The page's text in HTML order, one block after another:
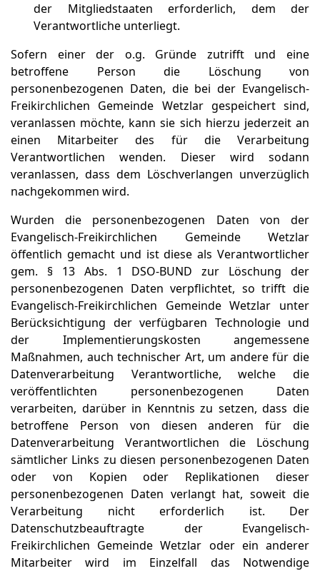
der Mitgliedstaaten erforderlich, dem der
Verantwortliche unterliegt.
Sofern einer der o.g. Gründe zutrifft und eine
betroffene Person die Löschung von
personenbezogenen Daten, die bei der Evangelisch-
Freikirchlichen Gemeinde Wetzlar gespeichert sind,
veranlassen möchte, kann sie sich hierzu jederzeit an
einen Mitarbeiter des für die Verarbeitung
Verantwortlichen wenden. Dieser wird sodann
veranlassen, dass dem Löschverlangen unverzüglich
nachgekommen wird.
Wurden die personenbezogenen Daten von der
Evangelisch-Freikirchlichen Gemeinde Wetzlar
öffentlich gemacht und ist diese als Verantwortlicher
gem. § 13 Abs. 1 DSO-BUND zur Löschung der
personenbezogenen Daten verpflichtet, so trifft die
Evangelisch-Freikirchlichen Gemeinde Wetzlar unter
Berücksichtigung der verfügbaren Technologie und
der Implementierungskosten angemessene
Maßnahmen, auch technischer Art, um andere für die
Datenverarbeitung Verantwortliche, welche die
veröffentlichten personenbezogenen Daten
verarbeiten, darüber in Kenntnis zu setzen, dass die
betroffene Person von diesen anderen für die
Datenverarbeitung Verantwortlichen die Löschung
sämtlicher Links zu diesen personenbezogenen Daten
oder von Kopien oder Replikationen dieser
personenbezogenen Daten verlangt hat, soweit die
Verarbeitung nicht erforderlich ist. Der
Datenschutzbeauftragte der Evangelisch-
Freikirchlichen Gemeinde Wetzlar oder ein anderer
Mitarbeiter wird im Einzelfall das Notwendige